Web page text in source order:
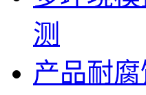
测
产品耐